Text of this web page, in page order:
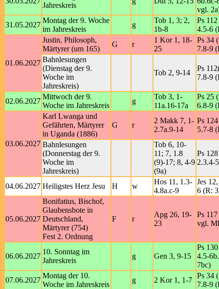
Jahreskreis
vgl.
31.05.2027
Montag der 9. Woche
im Jahreskreis
g
Tob 1, 3; 2,
1b-8
Ps
4.5-6
01.06.2027
Justin, Philosoph,
Märtyrer (um 165)
G r
1 Kor 1, 18-
25
Ps 34
7.8-9
Bahnlesungen
(Dienstag der 9.
Woche im
Jahreskreis)
Tob 2, 9-14
Ps
7.8-9
02.06.2027
Mittwoch der 9.
Woche im Jahreskreis
g
Tob 3, 1-
11a.16-17a
Ps 25
6.8-9
03.06.2027
Karl Lwanga und
Gefährten, Märtyrer
in Uganda (1886)
G r
2 Makk 7, 1-
2.7a.9-14
Ps
5.7-8
Bahnlesungen
(Donnerstag der 9.
Woche im
Jahreskreis)
Tob 6, 10-
11; 7, 1.8
(9)-17; 8, 4-9
(9a)
Ps
2.3.4-
04.06.2027 Heiligstes Herz Jesu H w
Hos 11, 1.3-
4.8a.c-9
Jes
6 (R:
05.06.2027
Bonifatius, Bischof,
Glaubensbote in
Deutschland,
Märtyrer (754)
Fest 2. Ordnung
F r
Apg 26, 19-
23
Ps
vgl.
06.06.2027
10. Sonntag im
Jahreskreis
g Gen 3, 9-15
Ps
4.5-
7bc)
07.06.2027
Montag der 10.
Woche im Jahreskreis
g 2 Kor 1, 1-7
Ps 34
7.8-9